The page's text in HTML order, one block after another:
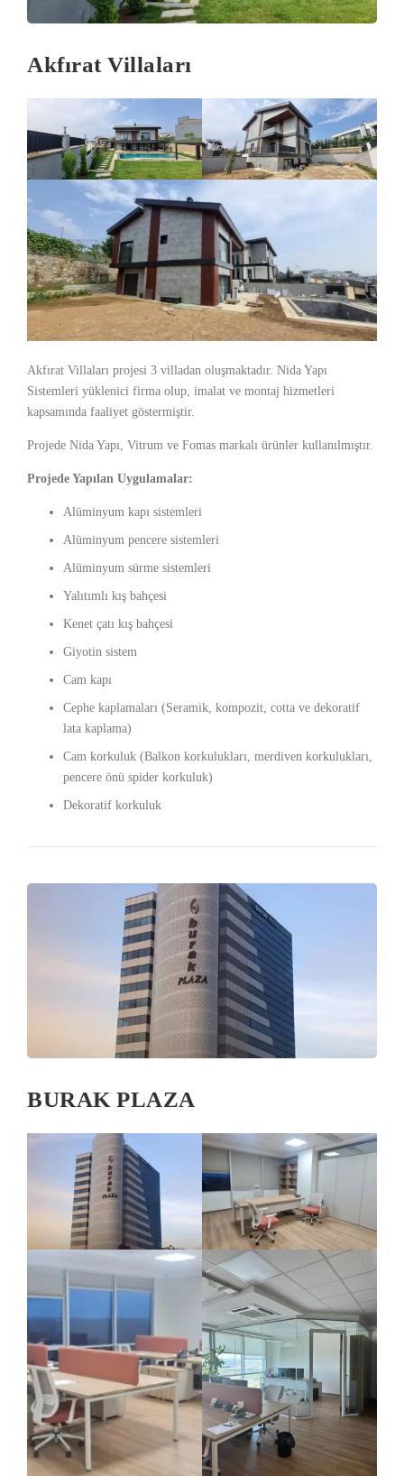
Akfırat Villaları
Akfırat Villaları projesi 3 villadan oluşmaktadır. Nida Yapı
Sistemleri yüklenici firma olup, imalat ve montaj hizmetleri
kapsamında faaliyet göstermiştir.
Projede Nida Yapı, Vitrum ve Fomas markalı ürünler kullanılmıştır.
Projede Yapılan Uygulamalar:
Alüminyum kapı sistemleri
Alüminyum pencere sistemleri
Alüminyum sürme sistemleri
Yalıtımlı kış bahçesi
Kenet çatı kış bahçesi
Giyotin sistem
Cam kapı
Cephe kaplamaları (Seramik, kompozit, cotta ve dekoratif
lata kaplama)
Cam korkuluk (Balkon korkulukları, merdiven korkulukları,
pencere önü spider korkuluk)
Dekoratif korkuluk
BURAK PLAZA